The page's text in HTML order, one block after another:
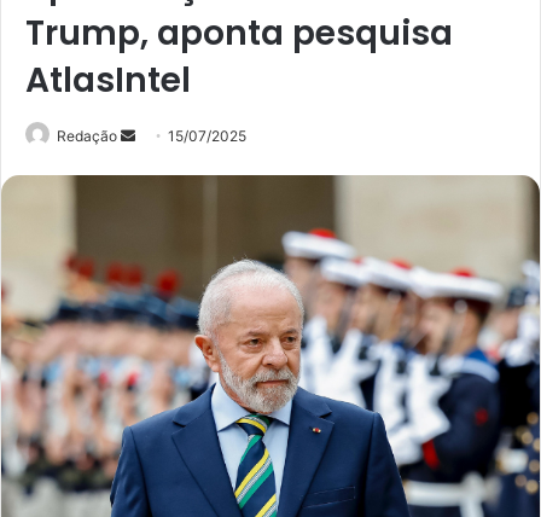
Trump, aponta pesquisa
AtlasIntel
Redação
Mande15/07/2025